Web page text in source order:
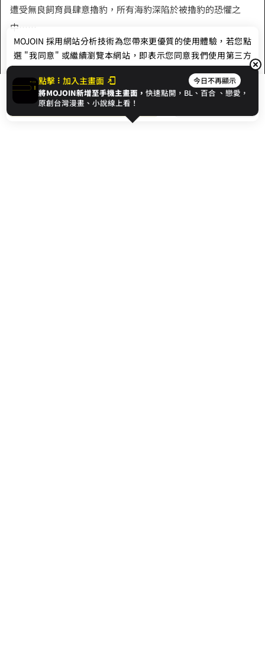
開始閱讀
遭受無良飼育員肆意擼豹，所有海豹深陷於被擼豹的恐懼之
中……
作者
紳士之夜
點擊 加入主畫面 今日不再顯示
將MOJOIN新增至手機主畫面，快速點開，BL、百合 、戀愛，
原創台灣漫畫、小說線上看！
MOJOIN 採用網站分析技術為您帶來更優質的使用體驗，若您點
選 "我同意" 或繼續瀏覽本網站，即表示您同意我們使用第三方
Cookie，欲瞭解更多資訊請見隱私權政策。
我同意